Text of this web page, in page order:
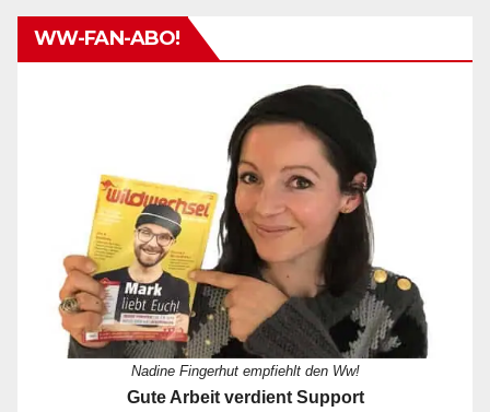
WW-FAN-ABO!
Nadine Fingerhut empfiehlt den Ww!
Gute Arbeit verdient Support